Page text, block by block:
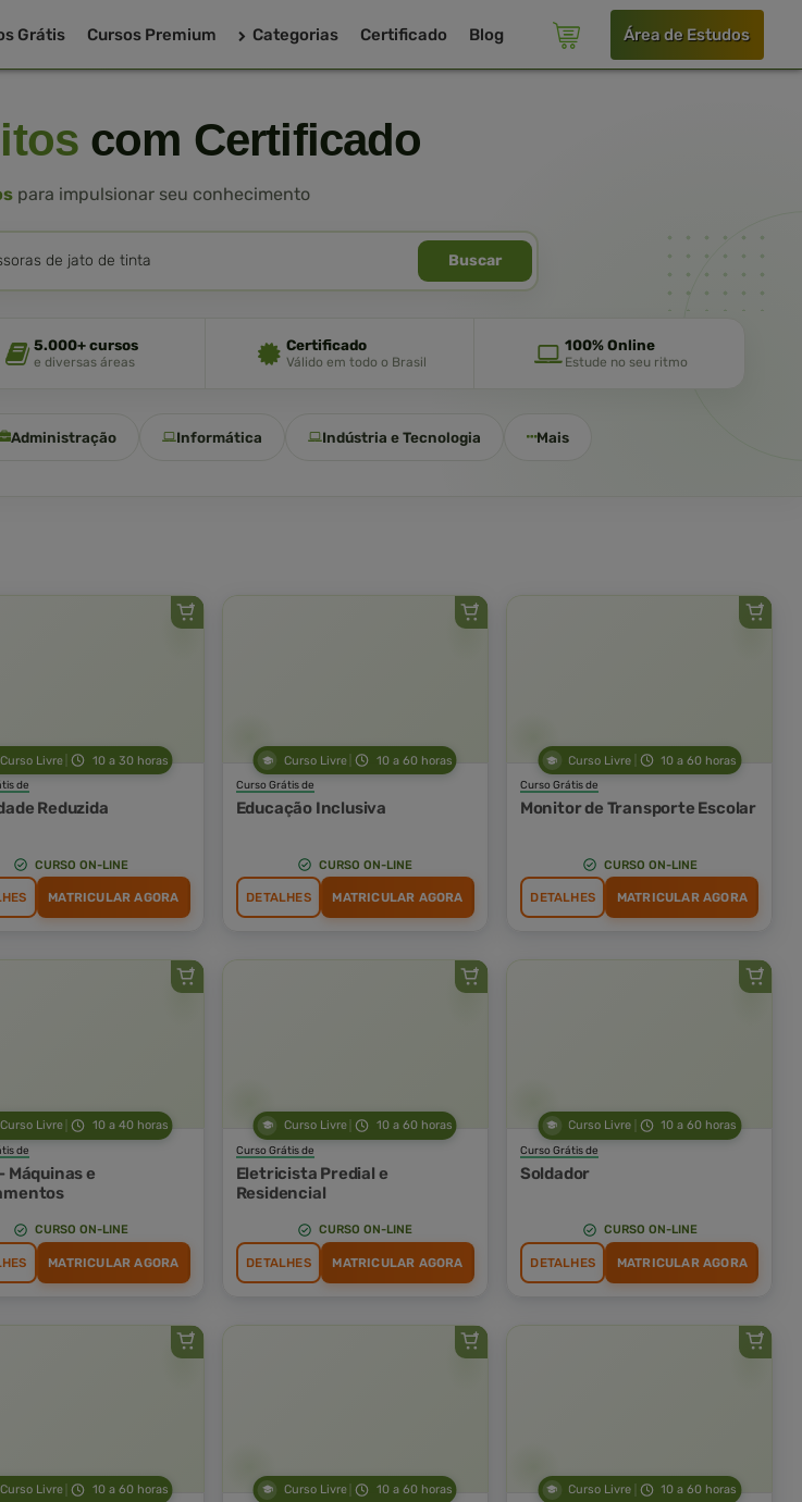
Grátis Cursos Premium Categorias Certificado Blog Área de Estudos
com Certificado
para impulsionar seu conhecimento
Buscar
5.000+ cursos
e diversas áreas
Certificado
Válido em todo o Brasil
100% Online
Estude no seu ritmo
Administração Informática Indústria e Tecnologia Mais
Curso Livre 10 a 30 horas
de
Reduzida
CURSO ON-LINE
MATRICULAR AGORA
Curso Livre 10 a 60 horas
Curso Grátis de
Educação Inclusiva
CURSO ON-LINE
DETALHES MATRICULAR AGORA
Curso Livre 10 a 60 horas
Curso Grátis de
Monitor de Transporte Escolar
CURSO ON-LINE
DETALHES MATRICULAR AGORA
Curso Livre 10 a 40 horas
de
Máquinas e
CURSO ON-LINE
MATRICULAR AGORA
Curso Livre 10 a 60 horas
Curso Grátis de
Eletricista Predial e
Residencial
CURSO ON-LINE
DETALHES MATRICULAR AGORA
Curso Livre 10 a 60 horas
Curso Grátis de
Soldador
CURSO ON-LINE
DETALHES MATRICULAR AGORA
Curso Livre 10 a 60 horas Curso Livre 10 a 60 horas Curso Livre 10 a 60 horas